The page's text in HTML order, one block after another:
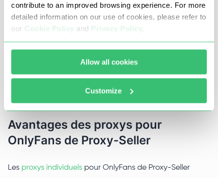
contribute to an improved browsing experience. For more
detailed information on our use of cookies, please refer to
our Cookie Policy and Privacy Policy
Allow all cookies
Customize
Créer et gérer un nombre illimité de comptes sur un
seul appareil, en toute sécurité et en tout temps.
Streamer sans retards et lags.
Avantages des proxys pour
OnlyFans de Proxy-Seller
Les proxys individuels pour OnlyFans de Proxy-Seller